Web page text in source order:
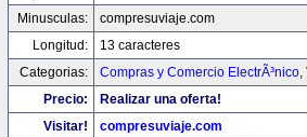
Minusculas:
compresuviaje.com
Longitud:
13 caracteres
Categorias:
Compras y Comercio ElectrÃ³nico,
Precio:
Realizar una oferta!
Visitar!
compresuviaje.com